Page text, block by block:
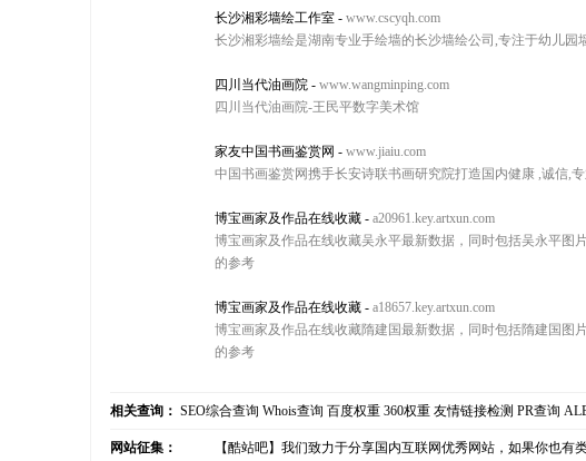
长沙湘彩墙绘工作室 - www.cscyqh.com
长沙湘彩墙绘是湖南专业手绘墙的长沙墙绘公司,专注于幼儿园
四川当代油画院 - www.wangminping.com
四川当代油画院-王民平数字美术馆
家友中国书画鉴赏网 - www.jiaiu.com
中国书画鉴赏网携手长安诗联书画研究院打造国内健康 ,诚信,
博宝画家及作品在线收藏 - a20961.key.artxun.com
博宝画家及作品在线收藏吴永平最新数据，同时包括吴永平图
的参考
博宝画家及作品在线收藏 - a18657.key.artxun.com
博宝画家及作品在线收藏隋建国最新数据，同时包括隋建国图
的参考
相关查询： SEO综合查询 Whois查询 百度权重 360权重 友情链接检测 PR查询
网站征集：
【酷站吧】我们致力于分享国内互联网优秀网站，如果你也